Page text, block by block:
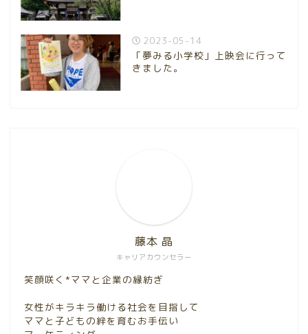
2023-05-14
「夢みる小学校」上映会に行って
きました。
キャリアカウンセラー
藤本 晶
笑顔咲く*ママと企業の縁紡ぎ
女性がキラキラ働ける社会を目指して
ママと子どもの絆を育むお手伝い